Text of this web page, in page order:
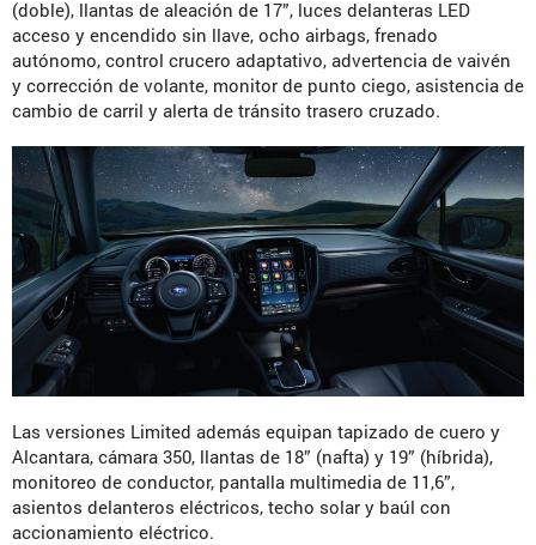
(doble), llantas de aleación de 17”, luces delanteras LED
acceso y encendido sin llave, ocho airbags, frenado
autónomo, control crucero adaptativo, advertencia de vaivén
y corrección de volante, monitor de punto ciego, asistencia de
cambio de carril y alerta de tránsito trasero cruzado.
Las versiones Limited además equipan tapizado de cuero y
Alcantara, cámara 350, llantas de 18” (nafta) y 19” (híbrida),
monitoreo de conductor, pantalla multimedia de 11,6”,
asientos delanteros eléctricos, techo solar y baúl con
accionamiento eléctrico.